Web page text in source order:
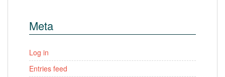
Meta
Log in
Entries feed